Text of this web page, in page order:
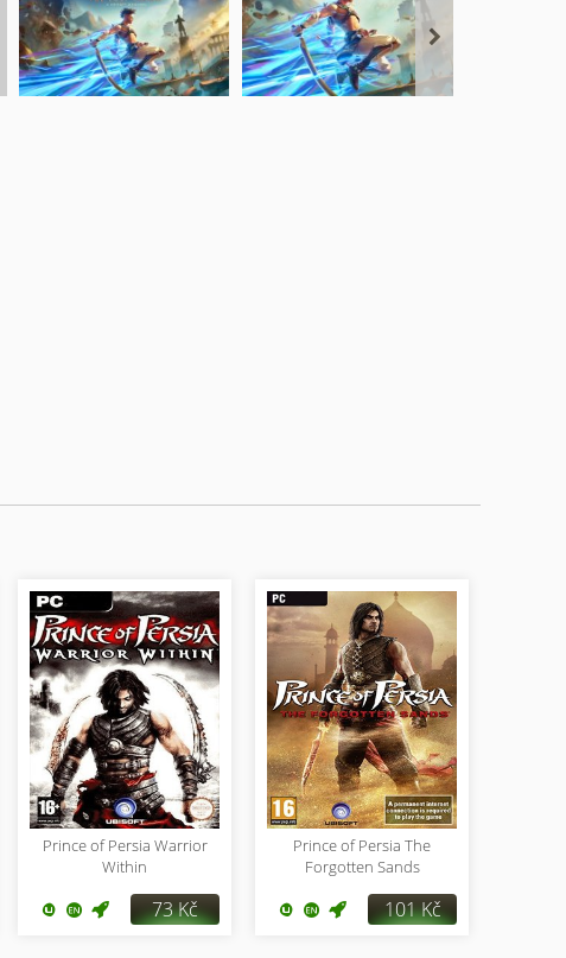
Prince of Persia Warrior
Within
73 Kč
Prince of Persia The
Forgotten Sands
101 Kč